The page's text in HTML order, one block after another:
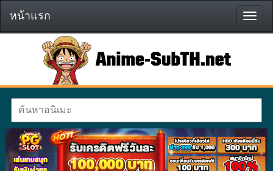
หน้า
แรก
หน้าแรก